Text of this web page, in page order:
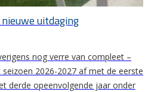
nieuwe uitdaging
nog verre van compleet –
2026-2027 af met de eerste
derde opeenvolgende jaar onder